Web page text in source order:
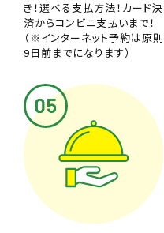
き！選べる支払方法！カード決
済からコンビニ支払いまで！
（※インターネット予約は原則
9日前までになります）